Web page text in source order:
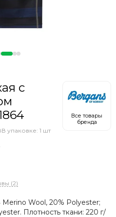
с
В упаковке: 1 шт
Все товары
бренда
(2)
Wool, 20% Polyester;
Плотность ткани: 220 г/